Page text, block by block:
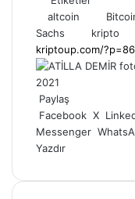
altcoin
Sachs
kripto
2021
Paylaş
Facebook X
Messenger
Yazdır